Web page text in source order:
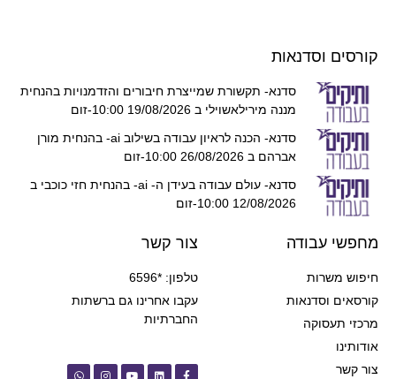
קורסים וסדנאות
סדנא- תקשורת שמייצרת חיבורים והזדמנויות בהנחית
מננה מירילאשוילי ב 19/08/2026 10:00-זום
סדנא- הכנה לראיון עבודה בשילוב ai- בהנחית מורן
אברהם ב 26/08/2026 10:00-זום
סדנא- עולם עבודה בעידן ה- ai- בהנחית חזי כוכבי ב
12/08/2026 10:00-זום
מחפשי עבודה
חיפוש משרות
קורסאים וסדנאות
מרכזי תעסוקה
אודותינו
צור קשר
צור קשר
טלפון: *6596
עקבו אחרינו גם ברשתות
החברתיות